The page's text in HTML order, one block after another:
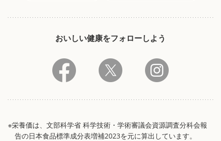
おいしい健康をフォローしよう
※栄養価は、文部科学省 科学技術・学術審議会資源調査分科会報
告の日本食品標準成分表増補2023を元に算出しています。